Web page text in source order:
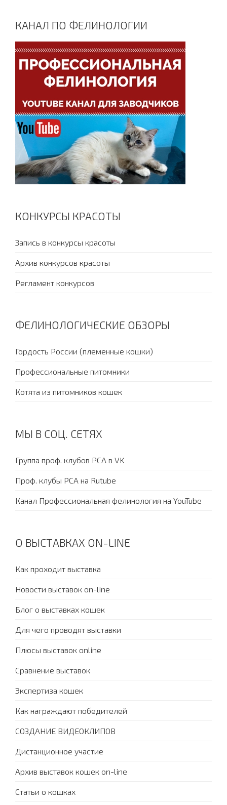
КАНАЛ ПО ФЕЛИНОЛОГИИ
КОНКУРСЫ КРАСОТЫ
Запись в конкурсы красоты
Архив конкурсов красоты
Регламент конкурсов
ФЕЛИНОЛОГИЧЕСКИЕ ОБЗОРЫ
Гордость России (племенные кошки)
Профессиональные питомники
Котята из питомников кошек
МЫ В СОЦ. СЕТЯХ
Группа проф. клубов PCA в VK
Проф. клубы PCA на Rutube
Канал Профессиональная фелинология на YouTube
О ВЫСТАВКАХ ON-LINE
Как проходит выставка
Новости выставок on-line
Блог о выставках кошек
Для чего проводят выставки
Плюсы выставок online
Сравнение выставок
Экспертиза кошек
Как награждают победителей
СОЗДАНИЕ ВИДЕОКЛИПОВ
Дистанционное участие
Архив выставок кошек on-line
Статьи о кошках